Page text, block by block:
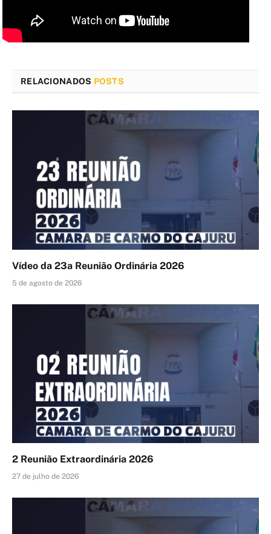
RELACIONADOS POSTS
Vídeo da 23a Reunião Ordinária 2026
5 de agosto de 2026
2 Reunião Extraordinária 2026
27 de julho de 2026